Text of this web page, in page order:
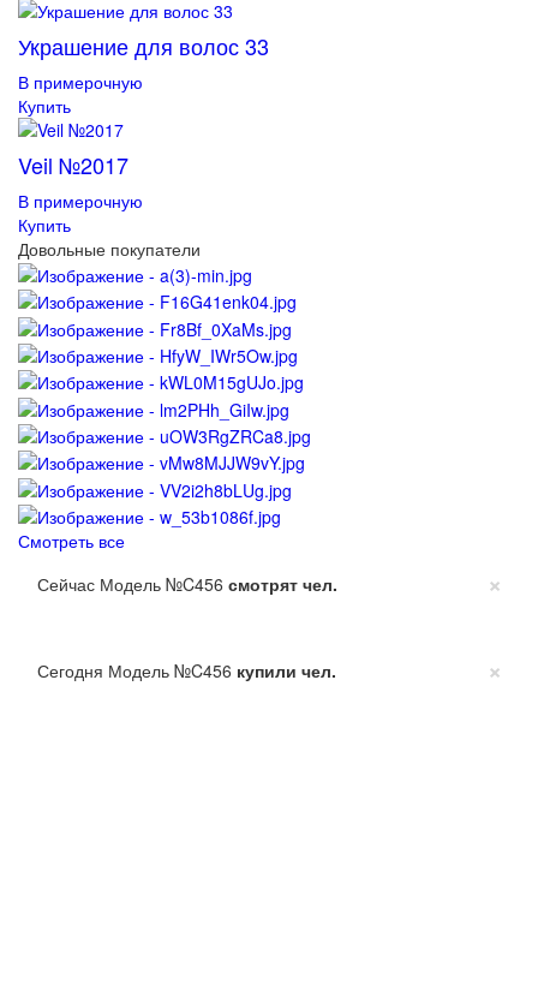
Украшение для волос 33
В примерочную
Купить
Veil №2017
В примерочную
Купить
Довольные покупатели
Смотреть все
×
Сейчас Модель №C456 смотрят чел.
×
Сегодня Модель №C456 купили чел.